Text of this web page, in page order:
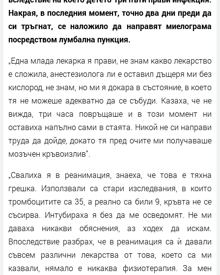
Накрая, в последния момент, точно два дни преди да
си тръгнат, се наложило да направят миелограма
посредством лумбална пункция.
„Една млада лекарка я прави, не знам какво лекарство
е сложила, анестезиолога ли е оставил дъщеря ми без
кислород, не знам, но ми я докара в състояние, в което
тя не можеше адекватно да се събуди. Казаха, че не
вижда, три часа повръщаше и в този момент ни
оставиха напълно сами в стаята. Никой не си направи
труда да дойде, докато тя пред очите ми получаваше
мозъчен кръвоизлив“.
„Свалиха я в реанимация, знаеха, че това е тяхна
грешка. Използвали са стари изследвания, в които
тромбоцитите са 35, а реално са били 9, кръвта не се
съсирва. Интубираха я без да ме осведомят. Не ми
даваха никакви обяснения, аз ходех да искам.
Впоследствие разбрах, че в реанимация са ѝ давали
съвсем различни лекарства от това, което са ми
казвали, нямало е никаква физиотерапия. За мен